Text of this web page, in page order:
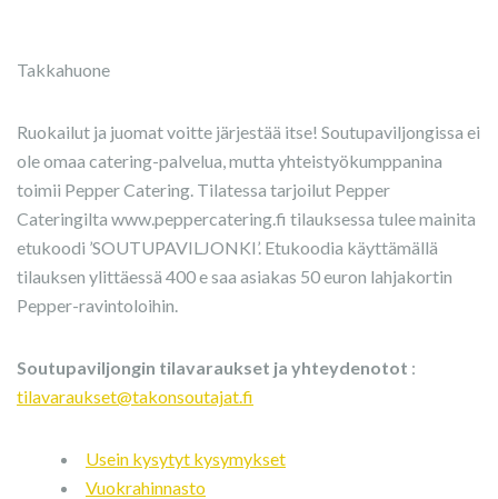
Takkahuone
Ruokailut ja juomat voitte järjestää itse! Soutupaviljongissa ei
ole omaa catering-palvelua, mutta yhteistyökumppanina
toimii Pepper Catering. Tilatessa tarjoilut Pepper
Cateringilta www.peppercatering.fi tilauksessa tulee mainita
etukoodi ’SOUTUPAVILJONKI’. Etukoodia käyttämällä
tilauksen ylittäessä 400 e saa asiakas 50 euron lahjakortin
Pepper-ravintoloihin.
Soutupaviljongin tilavaraukset ja yhteydenotot :
tilavaraukset@takonsoutajat.fi
Usein kysytyt kysymykset
Vuokrahinnasto